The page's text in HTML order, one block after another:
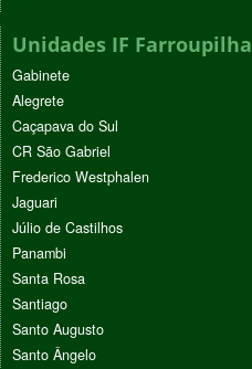
Unidades IF Farroupilha
Gabinete
Alegrete
Caçapava do Sul
CR São Gabriel
Frederico Westphalen
Jaguari
Júlio de Castilhos
Panambi
Santa Rosa
Santiago
Santo Augusto
Santo Ângelo